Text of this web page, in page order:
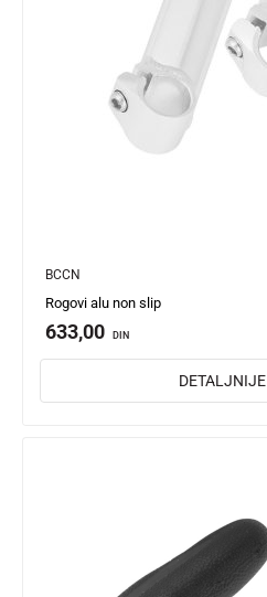
BCCN
Rogovi alu non slip
633,00 DIN
DETALJNIJE